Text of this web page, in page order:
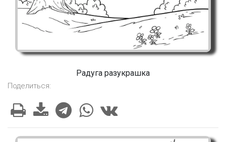
Радуга разукрашка
Поделиться: